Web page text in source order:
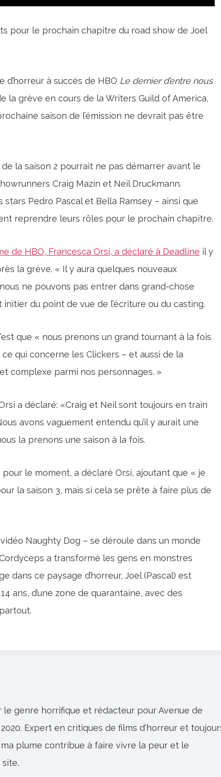
pour le prochain chapitre du road show de Joel
à succès de HBO Le dernier d’entre nous
la grève en cours de la Writers Guild of America,
saison de l’émission ne devrait pas être
la saison 2 pourrait ne pas démarrer avant le
Craig Mazin et Neil Druckmann.
Pedro Pascal et Bella Ramsey – ainsi que
reprendre leurs rôles pour le prochain chapitre.
de HBO, Francesca Orsi, a déclaré à Deadline il y
la grève. « Il y aura quelques nouveaux
ne pouvons pas entrer dans grand-chose
du point de vue de l’écriture ou du casting.
que « nous prenons un grand tournant à la fois
qui concerne les Clickers – et aussi de la
complexe parmi nos personnages. »
a déclaré: «Craig et Neil sont toujours en train
avons vaguement entendu qu’il y aurait une
la prenons une saison à la fois.
le moment, a déclaré Orsi, ajoutant que « je
la saison 3, mais si cela se prête à faire plus de
Naughty Dog – se déroule dans un monde
a transformé les gens en monstres
dans ce paysage d’horreur, Joel (Pascal) est
ans, d’une zone de quarantaine, avec des
le genre horrifique et rédacteur pour Avenue de
Expert en critiques de films d'horreur et
plume contribue à faire vivre la peur et le